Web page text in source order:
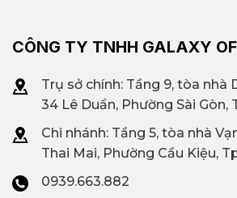
CÔNG TY TNHH GALAXY
Trụ sở chính: Tầng 9, tòa nhà
34 Lê Duẩn, Phường Sài Gòn,
Chi nhánh: Tầng 5, tòa nhà
Thai Mai, Phường Cầu Kiệu,
0939.663.882